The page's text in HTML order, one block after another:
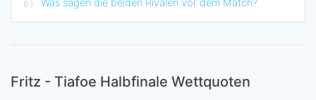
Was sagen die beiden Rivalen vor dem Match?
Fritz - Tiafoe Halbfinale Wettquoten